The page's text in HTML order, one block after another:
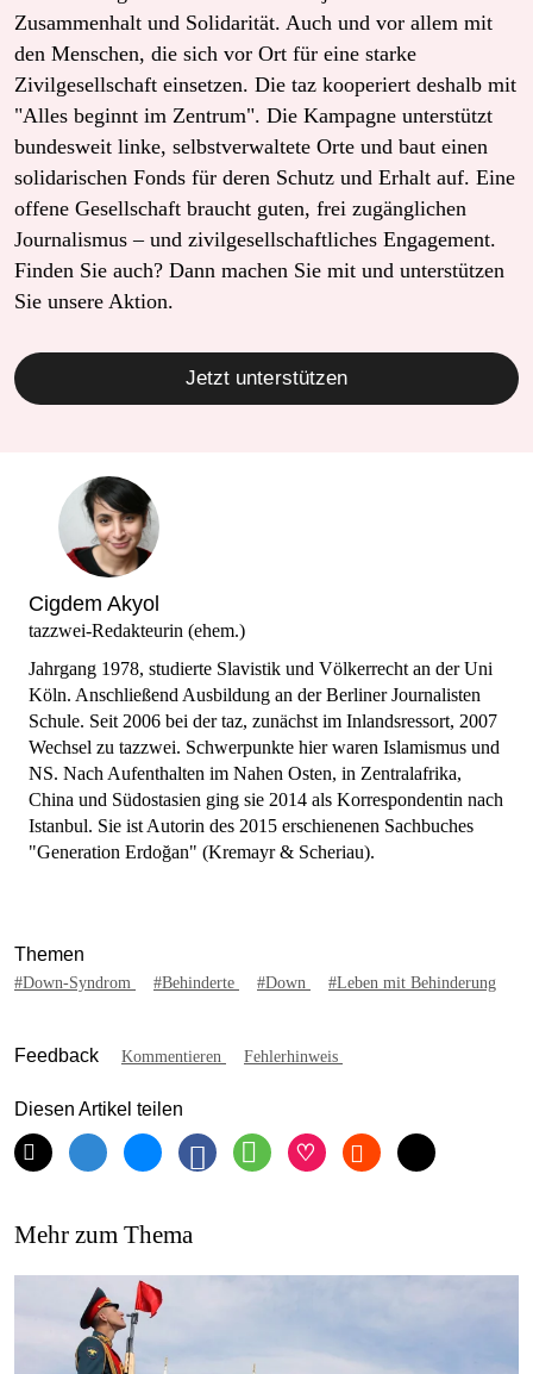
Zusammenhalt und Solidarität. Auch und vor allem mit
den Menschen, die sich vor Ort für eine starke
Zivilgesellschaft einsetzen. Die taz kooperiert deshalb mit
"Alles beginnt im Zentrum". Die Kampagne unterstützt
bundesweit linke, selbstverwaltete Orte und baut einen
solidarischen Fonds für deren Schutz und Erhalt auf. Eine
offene Gesellschaft braucht guten, frei zugänglichen
Journalismus – und zivilgesellschaftliches Engagement.
Finden Sie auch? Dann machen Sie mit und unterstützen
Sie unsere Aktion.
Jetzt unterstützen
Cigdem Akyol
tazzwei-Redakteurin (ehem.)
Jahrgang 1978, studierte Slavistik und Völkerrecht an der Uni
Köln. Anschließend Ausbildung an der Berliner Journalisten
Schule. Seit 2006 bei der taz, zunächst im Inlandsressort, 2007
Wechsel zu tazzwei. Schwerpunkte hier waren Islamismus und
NS. Nach Aufenthalten im Nahen Osten, in Zentralafrika,
China und Südostasien ging sie 2014 als Korrespondentin nach
Istanbul. Sie ist Autorin des 2015 erschienenen Sachbuches
"Generation Erdoğan" (Kremayr & Scheriau).
Themen
#Down-Syndrom #Behinderte #Down #Leben mit Behinderung
Feedback Kommentieren Fehlerhinweis
Diesen Artikel teilen
Mehr zum Thema